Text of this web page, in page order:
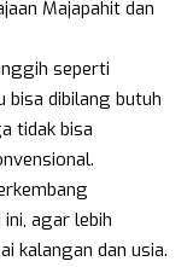
Majapahit dan
seperti
bisa dibilang butuh
tidak bisa
agar lebih
kalangan dan usia.